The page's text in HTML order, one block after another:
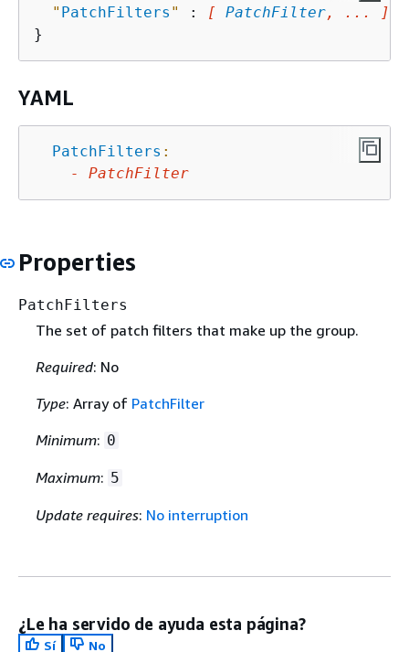
" PatchFilters " : [ PatchFilter, ... ]
YAML
PatchFilters :
-
PatchFilter
Properties
PatchFilters
The set of patch filters that make up the group.
Required: No
Type: Array of PatchFilter
Minimum: 0
Maximum: 5
Update requires: No interruption
¿Le ha servido de ayuda esta página?
Sí
No